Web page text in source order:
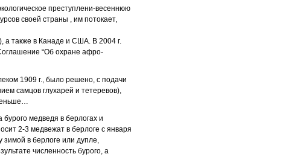
преступлени-весеннюю
своей страны , им потокает,
а также в Канаде и США. В 2004 г.
“Об охране афро-
1909 г., было решено, с подачи
самцов глухарей и тетеревов),
медведя в берлогах и
2-3 медвежат в берлоге с января
зимой в берлоге или дупле,
численность бурого, а